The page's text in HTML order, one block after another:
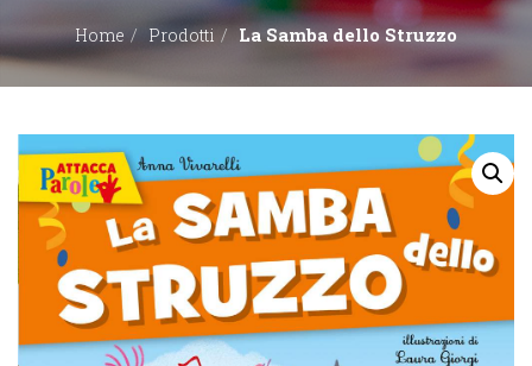
EDITORI
LIBRERIE
Home Prodotti La Samba dello Struzzo